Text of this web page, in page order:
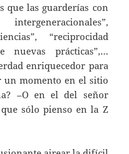
que las guarderías con
“reciprocidad
nuevas prácticas”,…
enriquecedor para
un momento en el sitio
–O en el del señor
que sólo pienso enla Z